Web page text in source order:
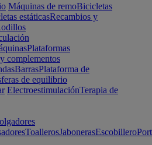
Máquinas de remoBicicletas
estáticasRecambios y
Plataformas
complementos
BarrasPlataforma de
de equilibrio
ElectroestimulaciónTerapia de
ToallerosJabonerasEscobillero